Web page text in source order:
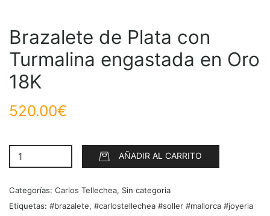
Brazalete de Plata con
Turmalina engastada en Oro
18K
520.00€
AÑADIR AL CARRITO
Categorías: Carlos Tellechea, Sin categoria
Etiquetas: #brazalete, #carlostellechea #soller #mallorca #joyeria